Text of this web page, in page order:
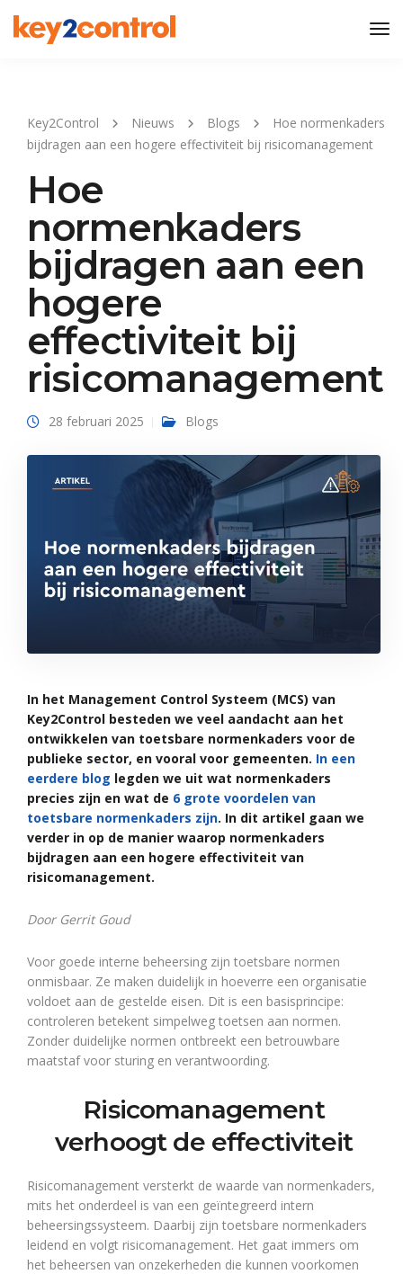
Key2Control Nieuws Blogs
Hoe normenkaders
bijdragen aan een hogere effectiviteit bij risicomanagement
Hoe
normenkaders
bijdragen aan een
hogere
effectiviteit bij
risicomanagement
28 februari 2025 Blogs
In het Management Control Systeem (MCS) van
Key2Control besteden we veel aandacht aan het
ontwikkelen van toetsbare normenkaders voor de
publieke sector, en vooral voor gemeenten. In een
eerdere blog legden we uit wat normenkaders
precies zijn en wat de 6 grote voordelen van
toetsbare normenkaders zijn. In dit artikel gaan we
verder in op de manier waarop normenkaders
bijdragen aan een hogere effectiviteit van
risicomanagement.
Door Gerrit Goud
Voor goede interne beheersing zijn toetsbare normen
onmisbaar. Ze maken duidelijk in hoeverre een organisatie
voldoet aan de gestelde eisen. Dit is een basisprincipe:
controleren betekent simpelweg toetsen aan normen.
Zonder duidelijke normen ontbreekt een betrouwbare
maatstaf voor sturing en verantwoording.
Risicomanagement
verhoogt de effectiviteit
Risicomanagement versterkt de waarde van normenkaders,
mits het onderdeel is van een geïntegreerd intern
beheersingssysteem. Daarbij zijn toetsbare normenkaders
leidend en volgt risicomanagement. Het gaat immers om
het beheersen van onzekerheden die kunnen voorkomen